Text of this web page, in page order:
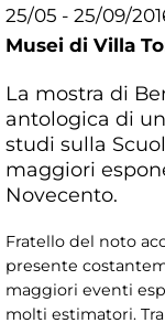
25/05 - 25/09/
Musei di Villa
La mostra di
antologica di
studi sulla
maggiori
Novecento.
Fratello del noto
presente
maggiori eventi
molti estimatori.